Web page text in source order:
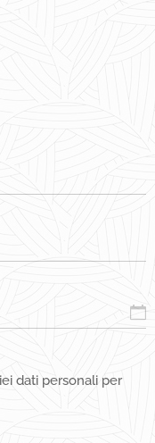
dati personali per